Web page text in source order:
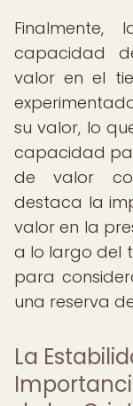
capacidad
valor en el
su valor, lo
capacidad
de valor
destaca la
valor en la
a lo largo del
para
una reserva
La